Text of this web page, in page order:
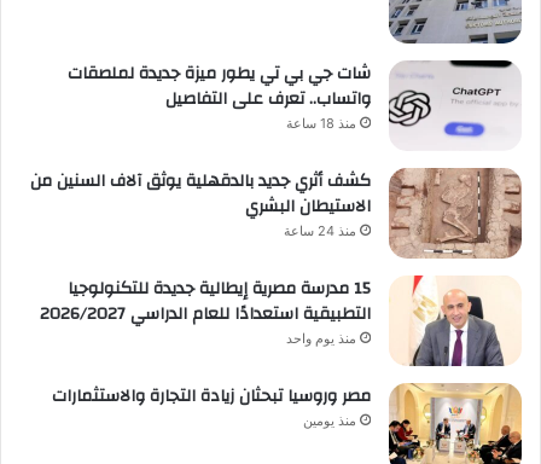
شات جي بي تي يطور ميزة جديدة لملصقات
واتساب.. تعرف على التفاصيل
منذ 18 ساعة
كشف أثري جديد بالدقهلية يوثق آلاف السنين من
الاستيطان البشري
منذ 24 ساعة
15 مدرسة مصرية إيطالية جديدة للتكنولوجيا
التطبيقية استعدادًا للعام الدراسي 2026/2027
منذ يوم واحد
مصر وروسيا تبحثان زيادة التجارة والاستثمارات
منذ يومين